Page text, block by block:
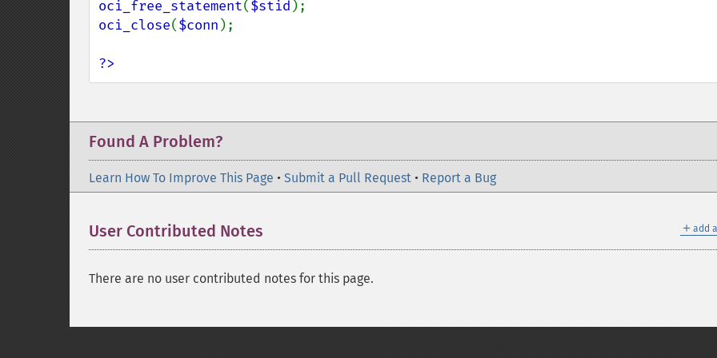
oci_free_statement($stid
oci_close($conn );
?>
Found A Problem?
Learn How To Improve This Page • Submit a Pull Request • Report a Bug
＋ add
User Contributed Notes
There are no user contributed notes for this page.